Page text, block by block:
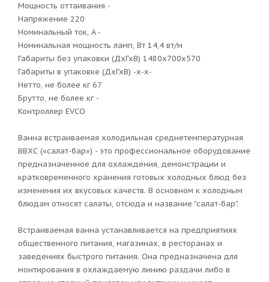
Мощность оттаивания -
Напряжение 220
Номинальный ток, A -
Номинальная мощность ламп, Вт 14,4 вт/м
Габариты без упаковки (ДхГхВ) 1480х700х570
Габариты в упаковке (ДхГхВ) -х-х-
Нетто, не более кг 67
Брутто, не более кг -
Контроллер EVCO
Ванна встраиваемая холодильная среднетемпературная
ВВХС («салат-бар») - это профессиональное оборудование
предназначенное для охлаждения, демонстрации и
кратковременного хранения готовых холодных блюд без
изменения их вкусовых качеств. В основном к холодным
блюдам относят салаты, отсюда и название "салат-бар".
Встраиваемая ванна устанавливается на предприятиях
общественного питания, магазинах, в ресторанах и
заведениях быстрого питания. Она предназначена для
монтирования в охлаждаемую линию раздачи либо в